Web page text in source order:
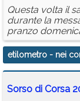
Questa volta il
durante la
pranzo
etilometro - nei
Sorso di Corsa